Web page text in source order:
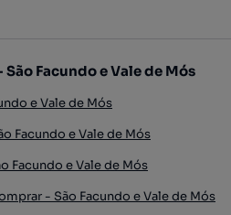
Facundo e Vale de Mós
e Vale de Mós
Facundo e Vale de Mós
Facundo e Vale de Mós
- São Facundo e Vale de Mós